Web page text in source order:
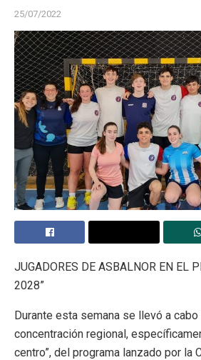
25/07/2022
JUGADORES DE ASBALNOR EN EL
2028”
Durante esta semana se llevó a
concentración regional,
centro”, del programa lanzado por la